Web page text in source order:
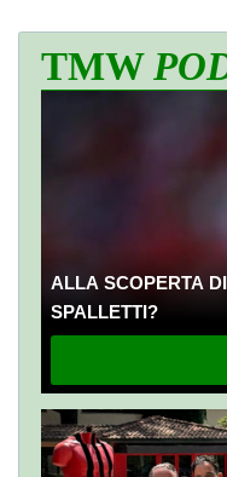
TMW
ALLA SCOPERTA
SPALLETTI?